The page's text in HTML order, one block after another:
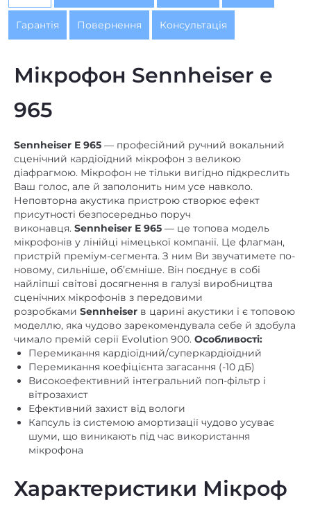
Призначення вокальний мікрофон
Тип перетворювача конденсаторний
мікрофона
XLR
Гарантія Повернення Консультація
Мікрофон Sennheiser e
965
Sennheiser E 965 — професійний ручний вокальний
сценічний кардіоїдний мікрофон з великою
діафрагмою. Мікрофон не тільки вигідно підкреслить
Ваш голос, але й заполонить ним усе навколо.
Неповторна акустика пристрою створює ефект
присутності безпосередньо поруч
виконавця. Sennheiser E 965 — це топова модель
мікрофонів у лінійці німецької компанії. Це флагман,
пристрій преміум-сегмента. З ним Ви звучатимете по-
новому, сильніше, об’ємніше. Він поєднує в собі
найліпші світові досягнення в галузі виробництва
сценічних мікрофонів з передовими
розробками Sennheiser в царині акустики і є топовою
моделлю, яка чудово зарекомендувала себе й здобула
чимало премій серії Evolution 900. Особливості:
Перемикання кардіоїдний/суперкардіоїдний
Перемикання коефіцієнта загасання (-10 дБ)
Високоефективний інтегральний поп-фільтр і
вітрозахист
Ефективний захист від вологи
Капсуль із системою амортизації чудово усуває
шуми, що виникають під час використання
мікрофона
Характеристики Мікроф